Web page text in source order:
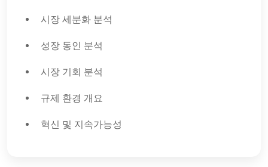
시장 세분화 분석
성장 동인 분석
시장 기회 분석
규제 환경 개요
혁신 및 지속가능성